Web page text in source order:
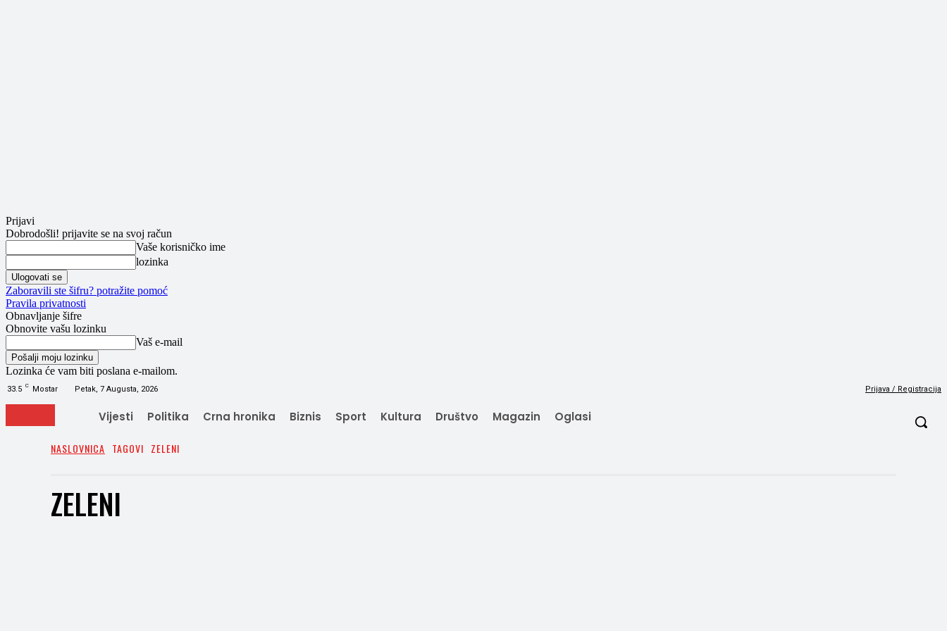
Prijavi
Dobrodošli! prijavite se na svoj račun
Vaše korisničko ime
lozinka
Zaboravili ste šifru? potražite pomoć
Pravila privatnosti
Obnavljanje šifre
Obnovite vašu lozinku
Vaš e-mail
Lozinka će vam biti poslana e-mailom.
33.5 C Mostar Petak, 7 Augusta, 2026 Prijava / Registracija
Vijesti Politika Crna hronika Biznis Sport Kultura Društvo Magazin Oglasi
NASLOVNICA TAGOVI ZELENI
ZELENI